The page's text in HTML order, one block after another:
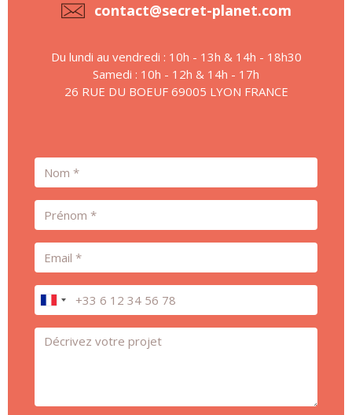
contact@secret-planet.com
Du lundi au vendredi : 10h - 13h & 14h - 18h30
Samedi : 10h - 12h & 14h - 17h
26 RUE DU BOEUF 69005 LYON FRANCE
Nom
Prénom
Email
Téléphone
Message *